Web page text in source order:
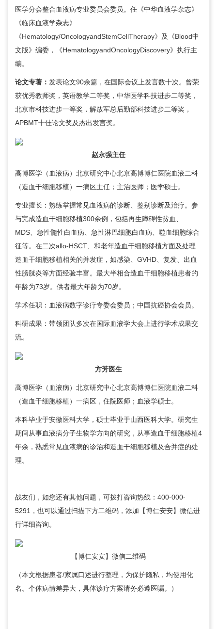
医学分会整合血液病专业委员会委员。任《中华血液学杂志》
《临床血液学杂志》
《Hematology/OncologyandStemCellTherapy》及《Blood中
文版》编委，《HematologyandOncologyDiscovery》执行主
编。
论文专著： 发表论文90余篇，在国际会议上发言数十次。曾荣
获优秀教师奖，英语教学二等奖，中华医学科技进步二等奖，
北京市科技进步一等奖，解放军总后勤部科技进步二等奖，
APBMT十佳论文奖及杰出发言奖。
赵永强主任
高博医学（血液病）北京研究中心北京高博博仁医院血液二科
（造血干细胞移植）一病区主任；主治医师；医学硕士。
专业擅长：熟练掌握常见血液病的诊断、鉴别诊断及治疗。参
与完成造血干细胞移植300余例，包括再生障碍性贫血、
MDS、急性髓性白血病、急性淋巴细胞白血病、噬血细胞综合
征等。在二次allo-HSCT、和老年造血干细胞移植方面及处理
造血干细胞移植相关的并发症，如感染、GVHD、复发、出血
性膀胱炎等方面经验丰富。最大半相合造血干细胞移植患者的
年龄为73岁。供者最大年龄为70岁。
学术任职：血液病数字诊疗专委会委员；中国抗癌协会会员。
科研成果：带领团队多次在国际血液学大会上进行学术成果交
流。
方芳医生
高博医学（血液病）北京研究中心北京高博博仁医院血液二科
（造血干细胞移植）一病区，住院医师；血液学硕士。
本科毕业于安徽医科大学，硕士毕业于山西医科大学。研究生
期间从事血液病分子生物学方向的研究，从事造血干细胞移植4
年余，熟悉常见血液病的诊治和造血干细胞移植及合并症的处
理。
战友们，如您还有其他问题，可拨打咨询热线：400-000-
5291，也可以通过扫描下方二维码，添加【博仁安安】微信进
行详细咨询。
【博仁安安】微信二维码
（本文根据患者/家属口述进行整理，为保护隐私，均使用化
名。个体病情差异大，具体诊疗方案请务必遵医嘱。）